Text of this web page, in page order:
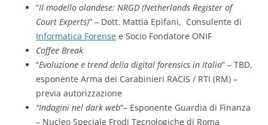
“Il modello olandese: NRGD (Netherlands Register of
Court Experts)” – Dott. Mattia Epifani, Consulente di
Informatica Forense e Socio Fondatore ONIF
Coffee Break
“Evoluzione e trend della digital forensics in Italia” – TBD,
esponente Arma dei Carabinieri RACIS / RTI (RM) –
previa autorizzazione
“Indagini nel dark web”– Esponente Guardia di Finanza
– Nucleo Speciale Frodi Tecnologiche di Roma